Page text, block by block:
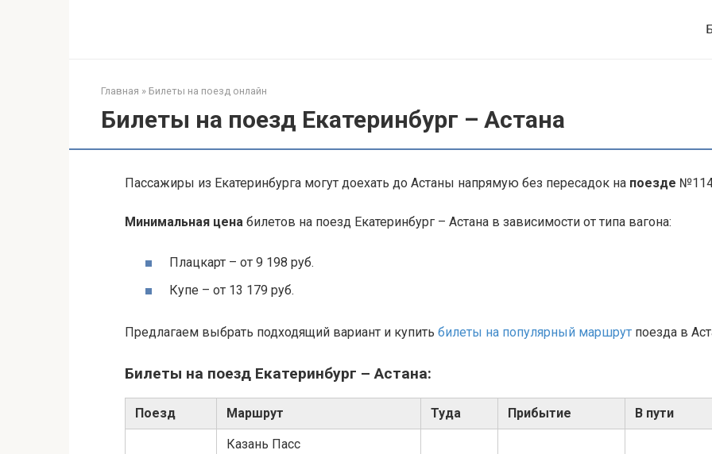
Главная » Билеты на поезд онлайн
Билеты на поезд Екатеринбург – Астана
Пассажиры из Екатеринбурга могут доехать до Астаны напрямую без пересадок на поезде
Минимальная цена билетов на поезд Екатеринбург – Астана в зависимости от типа вагона:
Плацкарт – от 9 198 руб.
Купе – от 13 179 руб.
Предлагаем выбрать подходящий вариант и купить билеты на популярный маршрут поезда в
Билеты на поезд Екатеринбург – Астана:
Поезд Маршрут Туда Прибытие В пути
Казань Пасс